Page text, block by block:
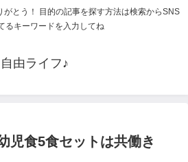
がとう！ 目的の記事を探す方法は検索からSNS
るキーワードを入力してね
自由ライフ♪
児食5食セットは共働き